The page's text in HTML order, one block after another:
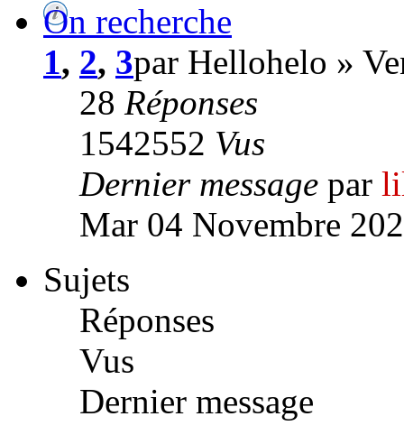
On recherche
1, 2, 3par Hellohelo »
28 Réponses
1542552 Vus
Dernier message par
Mar 04 Novembre
Sujets
Réponses
Vus
Dernier message